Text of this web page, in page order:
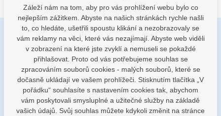
Buďte s námi v kontaktu
Jsme k dispozici pokud potřebujete pomoci
porodnice@nemocnicenachod.cz
+420 491 601 745
Záleží nám na tom, aby pro vás prohlížení webu bylo co
nejlepším zážitkem. Abyste na našich stránkách rychle našli
to, co hledáte, ušetřili spoustu klikání a nezobrazovaly se
vám reklamy na věci, které vás nezajímají. Abyste web viděli
v zobrazení na které jste zvyklí a nemuseli se pokaždé
přihlašovat. Proto od vás potřebujeme souhlas se
zpracováním souborů cookies - malých souborů, které se
dočasně ukládají ve vašem prohlížeči. Stisknutím tlačítka „V
pořádku“ souhlasíte s nastavením cookies tak, abychom
vám poskytovali smysluplné a užitečné služby na základě
vašich údajů. Svůj souhlas můžete kdykoli změnit na stránce